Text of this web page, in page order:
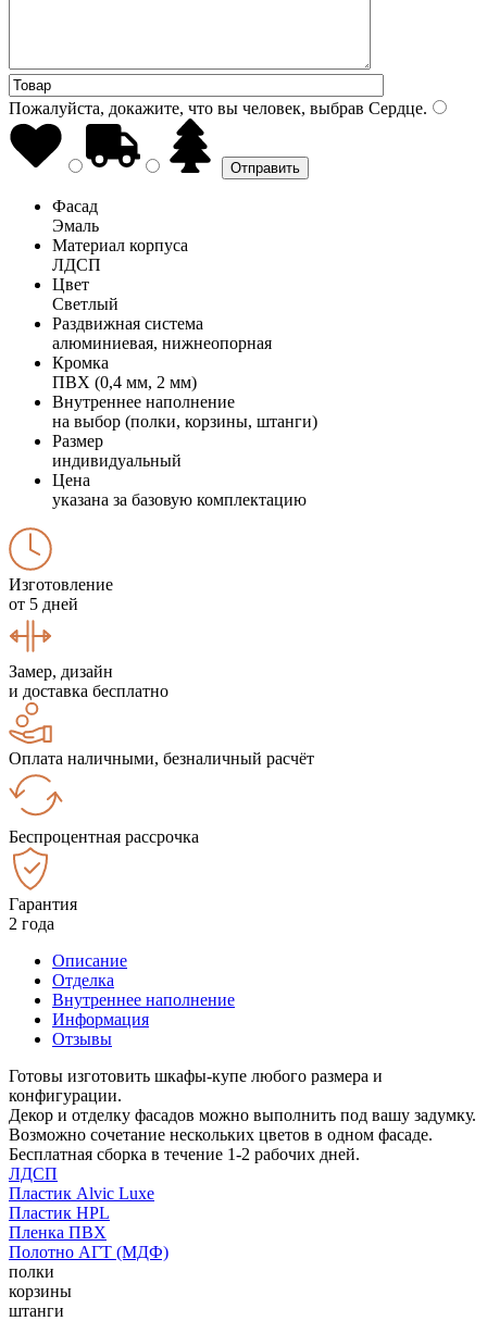
Пожалуйста, докажите, что вы человек, выбрав Сердце.
Фасад
Эмаль
Материал корпуса
ЛДСП
Цвет
Светлый
Раздвижная система
алюминиевая, нижнеопорная
Кромка
ПВХ (0,4 мм, 2 мм)
Внутреннее наполнение
на выбор (полки, корзины, штанги)
Размер
индивидуальный
Цена
указана за базовую комплектацию
Изготовление
от 5 дней
Замер, дизайн
и доставка бесплатно
Оплата наличными, безналичный расчёт
Беспроцентная рассрочка
Гарантия
2 года
Описание
Отделка
Внутреннее наполнение
Информация
Отзывы
Готовы изготовить шкафы-купе любого размера и
конфигурации.
Декор и отделку фасадов можно выполнить под вашу задумку.
Возможно сочетание нескольких цветов в одном фасаде.
Бесплатная сборка в течение 1-2 рабочих дней.
ЛДСП
Пластик Alvic Luxe
Пластик HPL
Пленка ПВХ
Полотно АГТ (МДФ)
полки
корзины
штанги